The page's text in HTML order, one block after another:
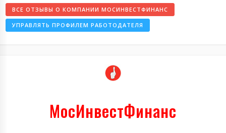
ВСЕ ОТЗЫВЫ О КОМПАНИИ МОСИНВЕСТФИНАНС
УПРАВЛЯТЬ ПРОФИЛЕМ РАБОТОДАТЕЛЯ
МосИнвестФинанс